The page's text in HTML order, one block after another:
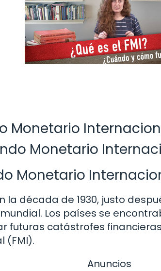
Monetario
Monetario
Monetario
década de 1930, justo
Los países se
futuras catástrofes
(FMI).
Anuncios